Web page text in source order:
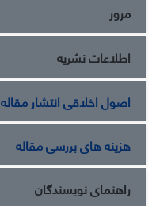
مرور
اطلاعات نشریه
اصول اخلاقی انتشار مقاله
هزینه های بررسی مقاله
راهنمای نویسندگان